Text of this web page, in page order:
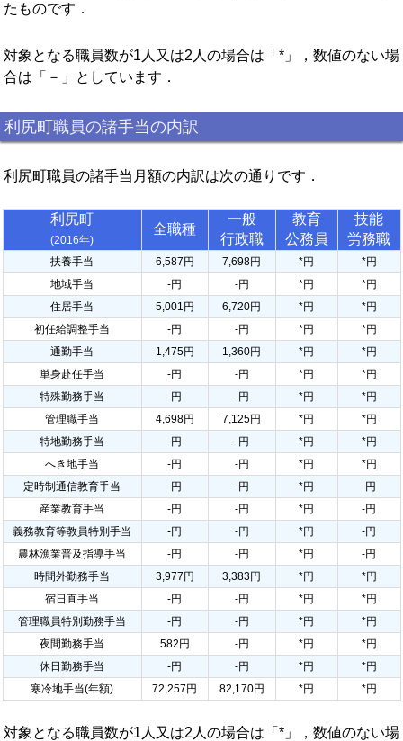
たものです．
対象となる職員数が1人又は2人の場合は「*」，数値のない場
合は「－」としています．
利尻町職員の諸手当の内訳
利尻町職員の諸手当月額の内訳は次の通りです．
利尻町
(2016年)
全職種
一般
行政職
教育
公務員
技能
労務職
扶養手当 6,587円 7,698円 *円
*円
地域手当
-円 -円 *円
*円
住居手当
5,001円 6,720円 *円
*円
初任給調整手当
-円 -円 *円
*円
通勤手当
1,475円 1,360円 *円
*円
単身赴任手当
-円 -円 *円
*円
特殊勤務手当
-円 -円 *円
*円
管理職手当
4,698円 7,125円 *円
*円
特地勤務手当
-円 -円 *円
*円
へき地手当
-円 -円 *円
*円
定時制通信教育手当
-円 -円 *円
-円
産業教育手当
-円 -円 *円
-円
義務教育等教員特別手当
-円 -円 *円
-円
農林漁業普及指導手当
-円 -円 *円
-円
時間外勤務手当
3,977円 3,383円 *円
*円
宿日直手当
-円 -円 *円
*円
管理職員特別勤務手当
-円 -円 *円
*円
夜間勤務手当
582円 -円 *円
*円
休日勤務手当
-円 -円 *円
*円
寒冷地手当(年額)
72,257円 82,170円 *円 *円
対象となる職員数が1人又は2人の場合は「*」，数値のない場